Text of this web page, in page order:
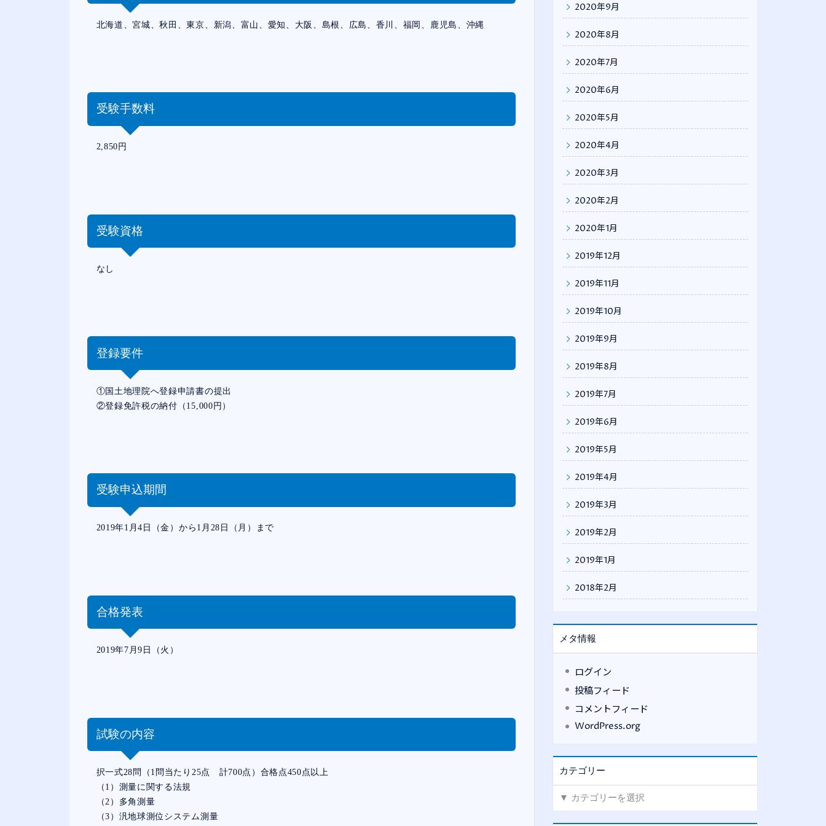
北海道、宮城、秋田、東京、新潟、富山、愛知、大阪、島根、広島、香川、福岡、鹿児島、沖縄
受験手数料
2,850円
受験資格
なし
登録要件
①国土地理院へ登録申請書の提出
②登録免許税の納付（15,000円）
受験申込期間
2019年1月4日（金）から1月28日（月）まで
合格発表
2019年7月9日（火）
試験の内容
択一式28問（1問当たり25点 計700点）合格点450点以上
（1）測量に関する法規
（2）多角測量
（3）汎地球測位システム測量
2020年9月
2020年8月
2020年7月
2020年6月
2020年5月
2020年4月
2020年3月
2020年2月
2020年1月
2019年12月
2019年11月
2019年10月
2019年9月
2019年8月
2019年7月
2019年6月
2019年5月
2019年4月
2019年3月
2019年2月
2019年1月
2018年2月
メタ情報
ログイン
投稿フィード
コメントフィード
WordPress.org
カテゴリー